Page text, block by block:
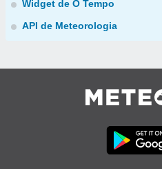
Widget de O Tempo
API de Meteorologia